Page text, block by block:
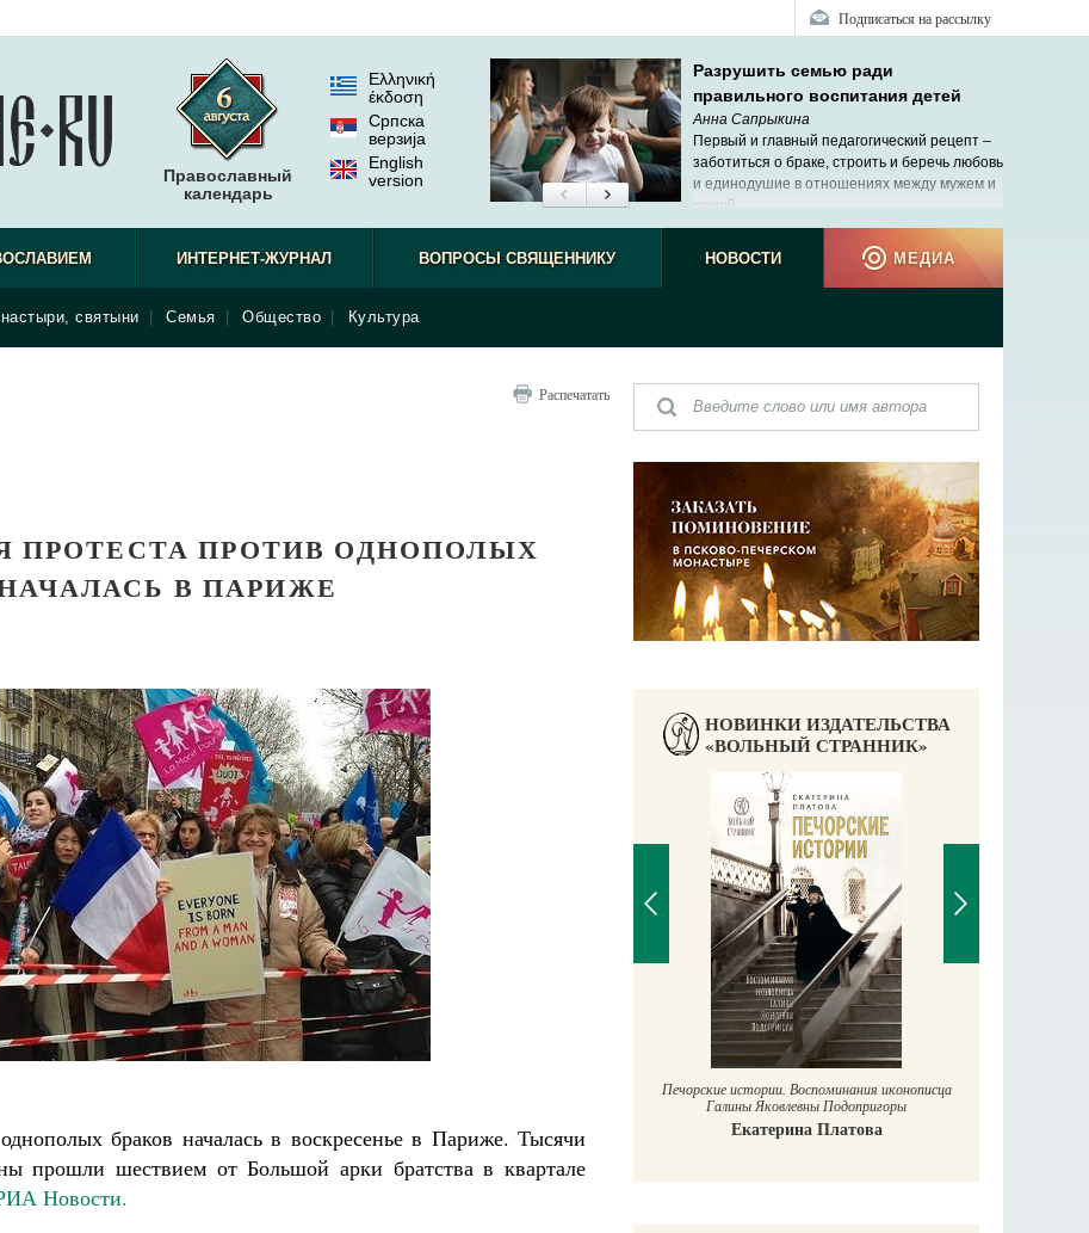
Подписаться на рассылку
Православный
календарь
Ελληνική
έκδοση
Српска
верзиjа
English
version
Разрушить семью ради
правильного воспитания детей
Анна Сапрыкина
Первый и главный педагогический рецепт –
заботиться о браке, строить и беречь любовь
и единодушие в отношениях между мужем и
женой.
ИНТЕРНЕТ-ЖУРНАЛ ВОПРОСЫ СВЯЩЕННИКУ НОВОСТИ
святыни Семья Общество Культура
МЕДИА
Распечатать
ПРОТИВ ОДНОПОЛЫХ
В ПАРИЖЕ
браков началась в воскресенье в Париже. Тысячи
прошли шествием от Большой арки братства в квартале
Новости.
НОВИНКИ ИЗДАТЕЛЬСТВА
«ВОЛЬНЫЙ СТРАННИК»
Православный мальчик
Екатерина Баканова
Печорские истории. Воспоминания иконописца
Галины Яковлевны Подопригоры
Екатерина Платова